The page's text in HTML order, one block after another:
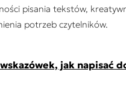
pisania tekstów,
potrzeb czytelników.
wskazówek, jak napisać